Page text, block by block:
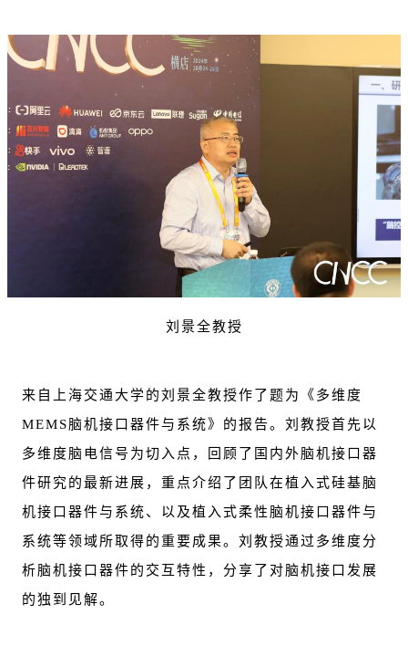
刘景全教授
来自上海交通大学的刘景全教授作了题为《多维度
MEMS脑机接口器件与系统》的报告。刘教授首先以
多维度脑电信号为切入点，回顾了国内外脑机接口器
件研究的最新进展，重点介绍了团队在植入式硅基脑
机接口器件与系统、以及植入式柔性脑机接口器件与
系统等领域所取得的重要成果。刘教授通过多维度分
析脑机接口器件的交互特性，分享了对脑机接口发展
的独到见解。